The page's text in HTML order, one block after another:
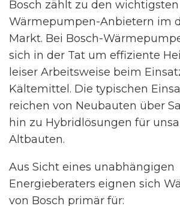
Bosch zählt zu den wichtigsten
Wärmepumpen-Anbietern im
Markt. Bei Bosch-
sich in der Tat um effiziente
leiser Arbeitsweise beim
Kältemittel. Die typischen
reichen von Neubauten über
hin zu Hybridlösungen für
Altbauten.
Aus Sicht eines unabhängigen
Energieberaters eignen sich
von Bosch primär für: